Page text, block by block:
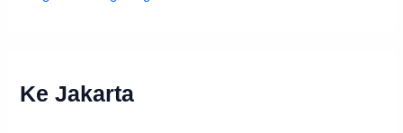
Ke Jakarta